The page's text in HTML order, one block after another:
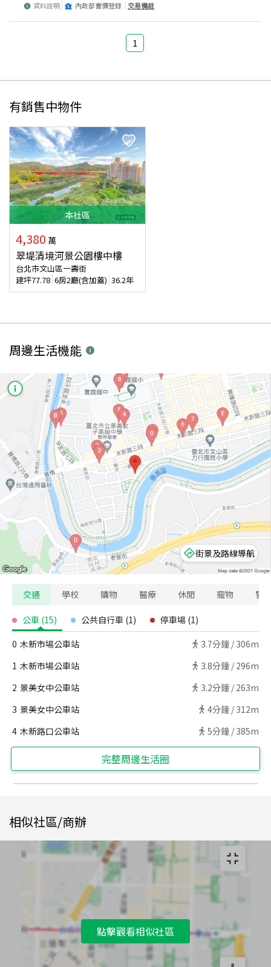
資料說明 內政部實價登錄 交易備註
1
有銷售中物件
本社區
4,380 萬
翠堤清境河景公園樓中樓
台北市文山區一壽街
建坪77.78 6房2廳(含加蓋) 36.2年
周邊生活機能
街景及路線導航
交通 學校 購物 醫療 休閒 寵物 警
公車 (15) 公共自行車 (1) 停車場 (1)
0 木新市場公車站 3.7分鐘 / 306m
1 木新市場公車站 3.8分鐘 / 296m
2 景美女中公車站 3.2分鐘 / 263m
3 景美女中公車站 4分鐘 / 312m
4 木新路口公車站 5分鐘 / 385m
完整周邊生活圈
相似社區/商辦
點擊觀看相似社區